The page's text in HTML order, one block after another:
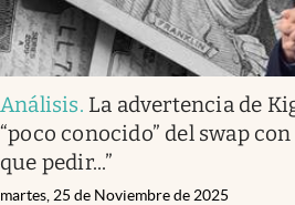
Análisis. La advertencia de
“poco conocido” del swap con
que pedir...”
martes, 25 de Noviembre de 2025